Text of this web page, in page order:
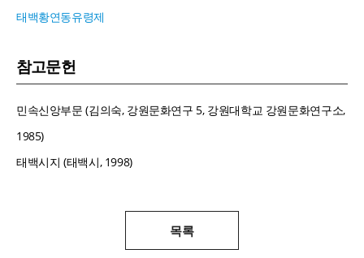
태백황연동유령제
참고문헌
민속신앙부문 (김의숙, 강원문화연구 5, 강원대학교 강원문화연구소,
1985)
태백시지 (태백시, 1998)
목록